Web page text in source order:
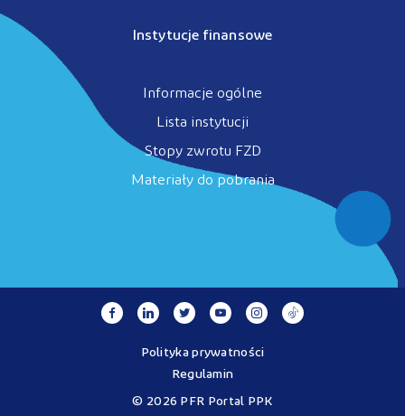
Instytucje finansowe
Informacje ogólne
Lista instytucji
Stopy zwrotu FZD
Materiały do pobrania
© 2026 PFR Portal PPK
Polityka prywatności
Regulamin